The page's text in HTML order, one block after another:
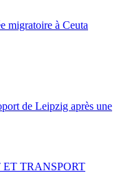
migratoire à Ceuta
de Leipzig après une
TRANSPORT